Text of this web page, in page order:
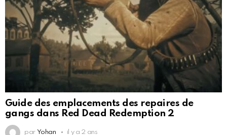
Guide des emplacements des repaires de
gangs dans Red Dead Redemption 2
par Yohan il y a 2 ans